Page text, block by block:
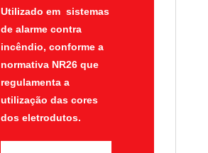
Utilizado em sistemas
de alarme contra
incêndio, conforme a
normativa NR26que
regulamenta a
utilização das cores
dos eletrodutos.